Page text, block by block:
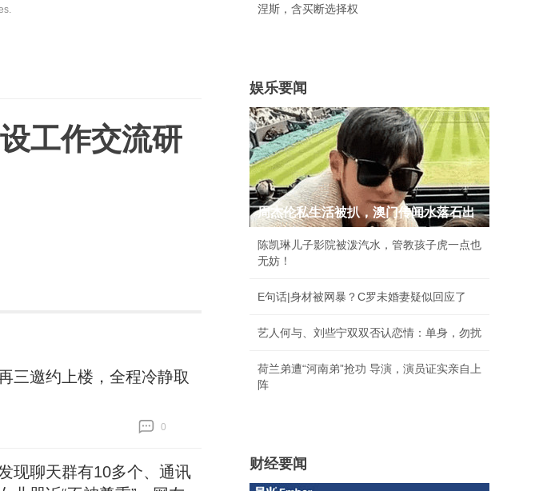
工作交流研
三邀约上楼，全程冷静取
0
现聊天群有10多个、通讯
涅斯，含买断选择权
娱乐要闻
周杰伦私生活被扒，澳门传闻水落石出
陈凯琳儿子影院被泼汽水，管教孩子虎一点也
无妨！
E句话|身材被网暴？C罗未婚妻疑似回应了
艺人何与、刘些宁双双否认恋情：单身，勿扰
荷兰弟遭“河南弟”抢功 导演，演员证实亲自上
阵
财经要闻